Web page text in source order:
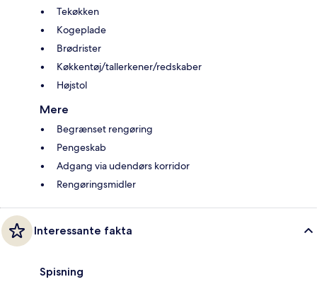
Tekøkken
Kogeplade
Brødrister
Køkkentøj/tallerkener/redskaber
Højstol
Mere
Begrænset rengøring
Pengeskab
Adgang via udendørs korridor
Rengøringsmidler
Interessante fakta
Spisning